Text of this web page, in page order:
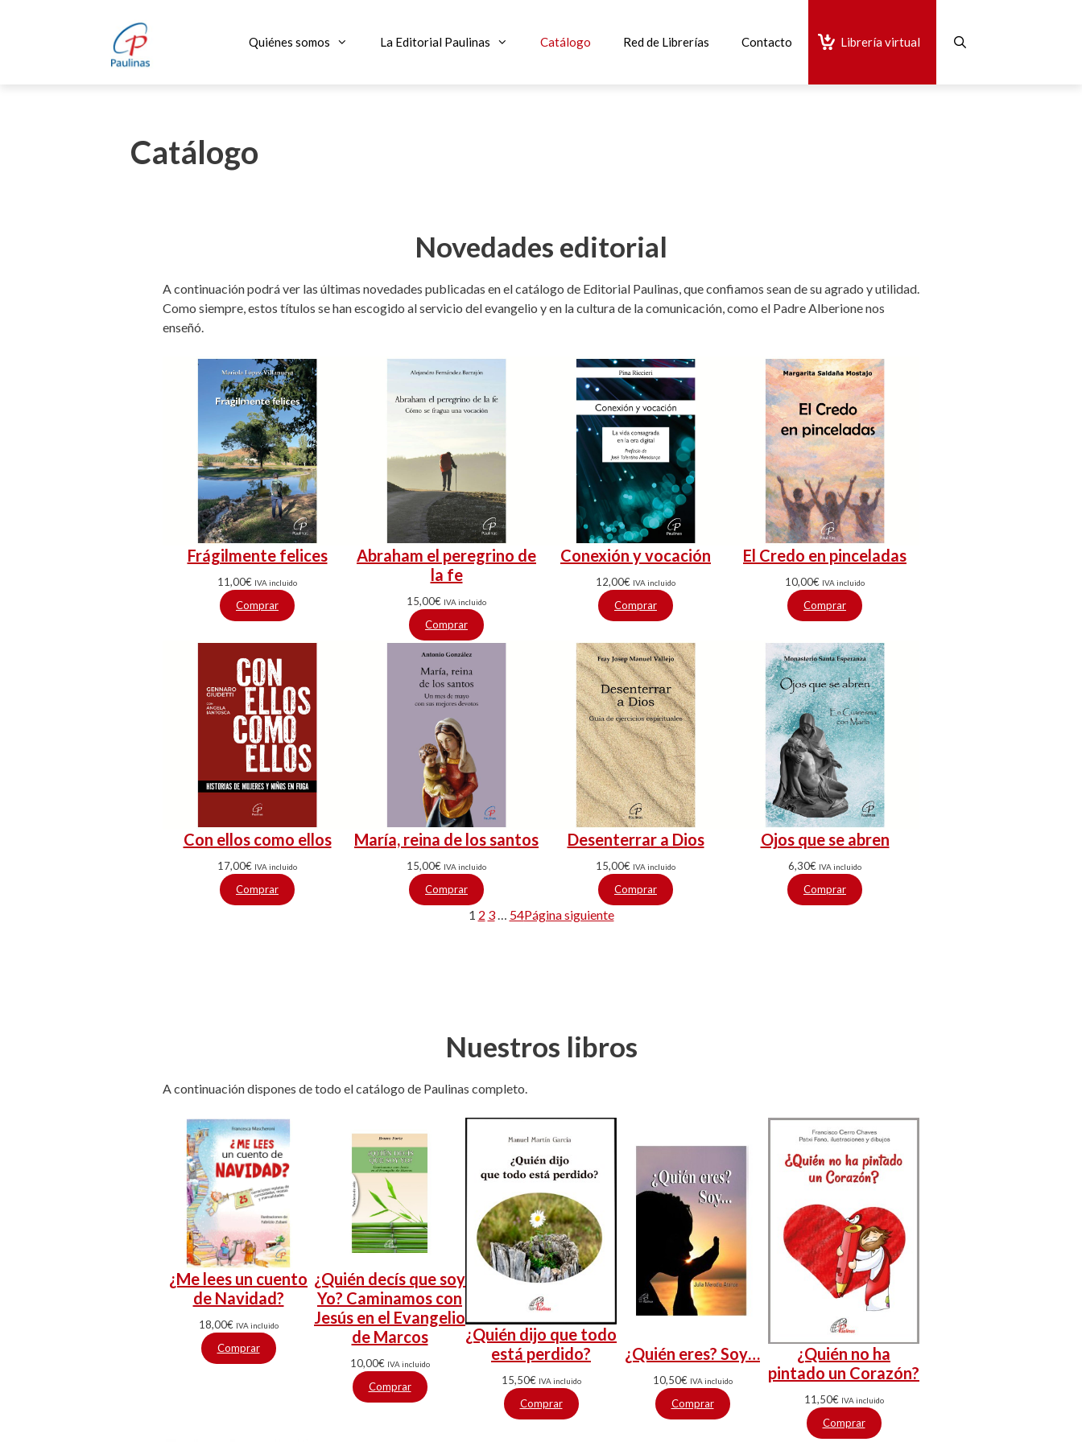
Quiénes somos La Editorial Paulinas Catálogo Red de Librerías Contacto Librería virtual
Catálogo
Novedades editorial
A continuación podrá ver las últimas novedades publicadas en el catálogo de Editorial Paulinas, que confiamos sean de su agrado y utilidad.
Como siempre, estos títulos se han escogido al servicio del evangelio y en la cultura de la comunicación, como el Padre Alberione nos
enseñó.
Frágilmente felices
11,00€ IVA incluido
Comprar
Abraham el peregrino de
la fe
15,00€ IVA incluido
Comprar
Conexión y vocación
12,00€ IVA incluido
Comprar
El Credo en pinceladas
10,00€ IVA incluido
Comprar
Con ellos como ellos
17,00€ IVA incluido
Comprar
María, reina de los santos
15,00€ IVA incluido
Comprar
Desenterrar a Dios
15,00€ IVA incluido
Comprar
Ojos que se abren
6,30€ IVA incluido
Comprar
1 2 3… 54Página siguiente
Nuestros libros
A continuación dispones de todo el catálogo de Paulinas completo.
¿Me lees un cuento
de Navidad?
18,00€ IVA incluido
Comprar
¿Quién decís que soy
Yo? Caminamos con
Jesús en el Evangelio
de Marcos
10,00€ IVA incluido
Comprar
¿Quién dijo que todo
está perdido?
15,50€ IVA incluido
Comprar
¿Quién eres? Soy…
10,50€ IVA incluido
Comprar
¿Quién no ha
pintado un Corazón?
11,50€ IVA incluido
Comprar